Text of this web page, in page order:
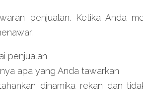
penjualan. Ketika Anda
penjualan
apa yang Anda tawarkan
dinamika rekan dan